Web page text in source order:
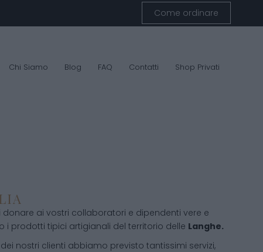
Come ordinare
Chi Siamo Blog FAQ Contatti Shop Privati
ai vostri collaboratori e dipendenti vere e
i prodotti tipici artigianali del territorio delle Langhe.
nostri clienti abbiamo previsto tantissimi servizi,